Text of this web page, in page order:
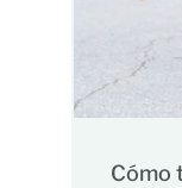
Cómo